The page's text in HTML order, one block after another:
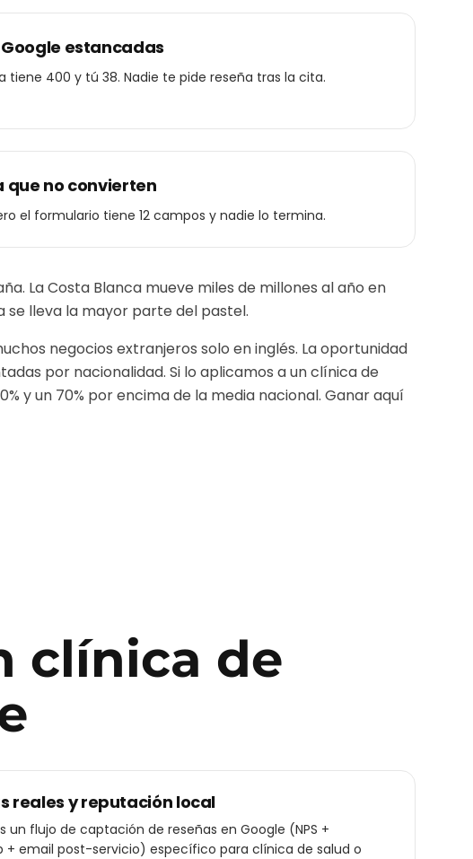
Google estancadas
tiene 400 y tú 38. Nadie te pide reseña tras la cita.
que no convierten
el formulario tiene 12 campos y nadie lo termina.
La Costa Blanca mueve miles de millones al año en
se lleva la mayor parte del pastel.
negocios extranjeros solo en inglés. La oportunidad
por nacionalidad. Si lo aplicamos a unclínica de
y un 70% por encima de la media nacional. Ganar aquí
clínica de
reales y reputación local
un flujo de captación de reseñas en Google (NPS +
+ email post-servicio) específico para clínica de salud o